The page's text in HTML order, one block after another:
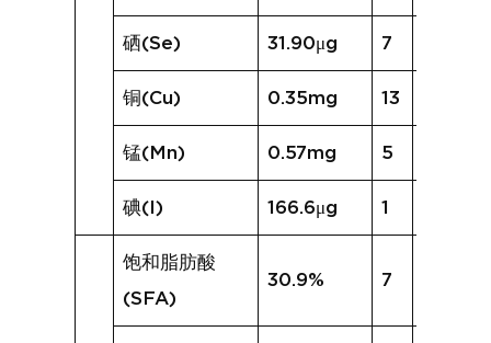
硒(Se) 31.90μg 7
铜(Cu) 0.35mg 13
锰(Mn) 0.57mg 5
碘(I) 166.6μg 1
饱和脂肪酸
(SFA)
30.9% 7